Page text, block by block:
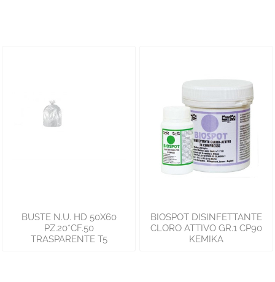
BUSTE N.U. HD 50X60
PZ.20*CF.50
TRASPARENTE T5
BIOSPOT DISINFETTANTE
CLORO ATTIVO GR.1 CP90
KEMIKA